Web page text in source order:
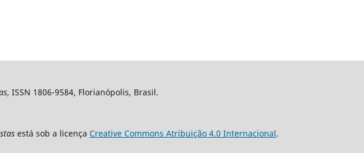
, ISSN 1806-9584, Florianópolis, Brasil.
está sob a licença Creative Commons Atribuição 4.0 Internacional.